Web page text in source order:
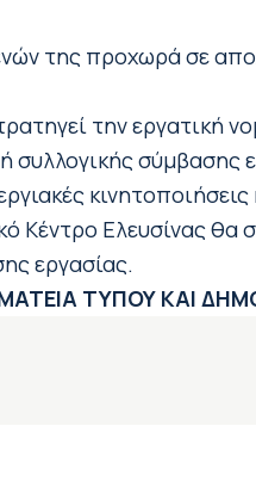
της προχωρά σε
την εργατική
συλλογικής σύμβασης
κινητοποιήσεις
Ελευσίνας θα
εργασίας.
ΤΥΠΟΥ ΚΑΙ